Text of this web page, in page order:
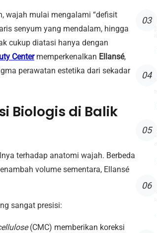
wajah mulai mengalami “defisit
senyum yang mendalam, hingga
cukup diatasi hanya dengan
Centermemperkenalkan Ellansé,
perawatan estetika dari sekadar
Biologis di Balik
terhadap anatomi wajah. Berbeda
volume sementara, Ellansé
sangat presisi:
(CMC) memberikan koreksi
03
04
05
06